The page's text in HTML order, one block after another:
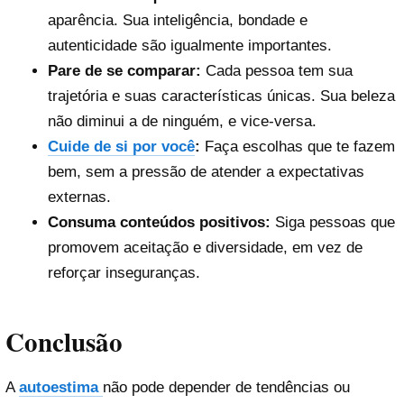
aparência. Sua inteligência, bondade e
autenticidade são igualmente importantes.
Pare de se comparar: Cada pessoa tem sua
trajetória e suas características únicas. Sua beleza
não diminui a de ninguém, e vice-versa.
Cuide de si por você: Faça escolhas que te fazem
bem, sem a pressão de atender a expectativas
externas.
Consuma conteúdos positivos: Siga pessoas que
promovem aceitação e diversidade, em vez de
reforçar inseguranças.
Conclusão
A autoestima não pode depender de tendências ou